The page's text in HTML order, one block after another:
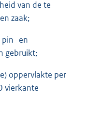
van de te
zaak;
en
gebruikt;
oppervlakte per
vierkante